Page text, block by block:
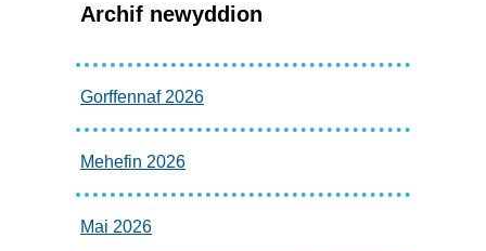
Archif newyddion
Gorffennaf 2026
Mehefin 2026
Mai 2026